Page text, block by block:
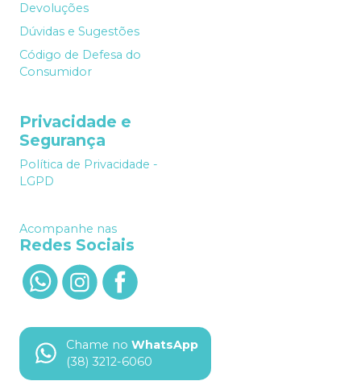
Devoluções
Dúvidas e Sugestões
Código de Defesa do
Consumidor
Privacidade e
Segurança
Política de Privacidade -
LGPD
Acompanhe nas
Redes Sociais
Chame no WhatsApp
(38) 3212-6060